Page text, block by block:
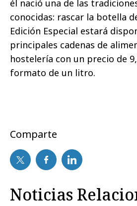
él nació una de las
conocidas: rascar la botella
Edición Especial estará
principales cadenas de
hostelería con un precio de
formato de un litro.
Comparte
Noticias